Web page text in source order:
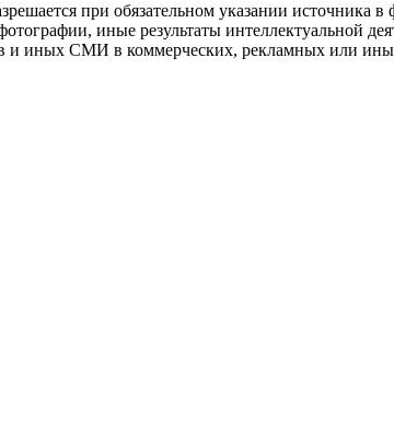
при обязательном указании источника в
иные результаты интеллектуальной
и иных СМИ в коммерческих, рекламных или